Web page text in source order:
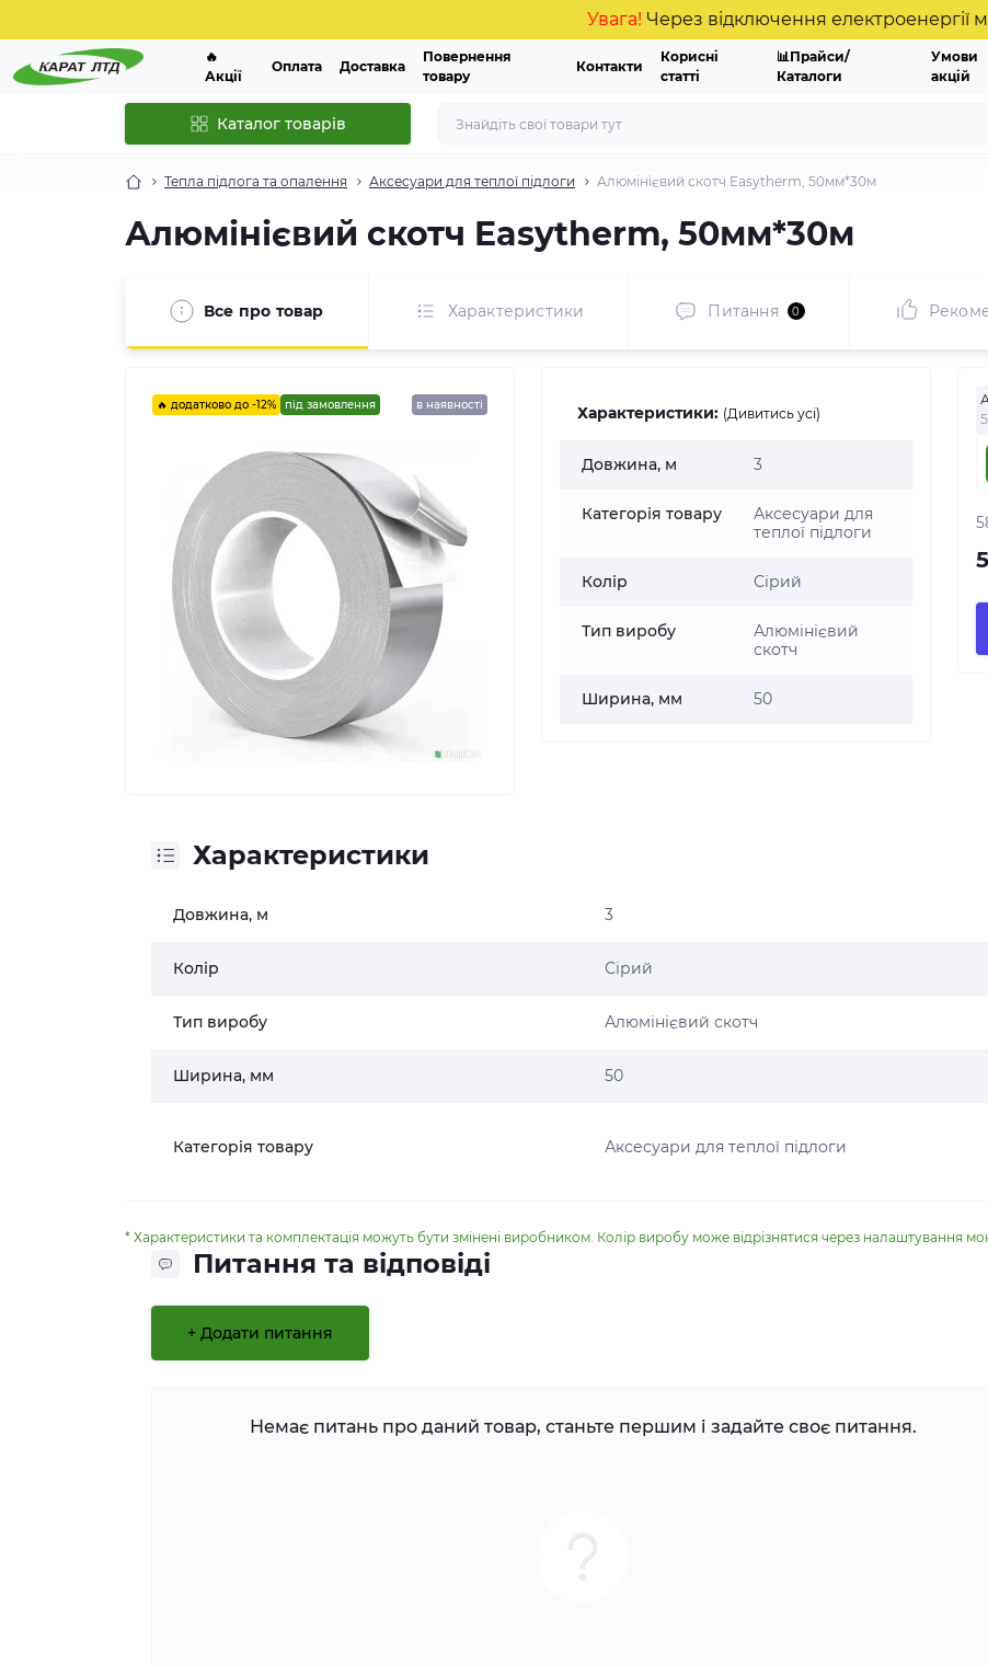
Увага!Через відключення електроенергії
🔥
Акції
Оплата Доставка
Повернення
товару
Контакти
Корисні
статті
📊Прайси/
Каталоги
Умови
акцій
Каталог товарів
Тепла підлога та опалення Аксесуари для теплої підлоги Алюмінієвий скотч Easytherm, 50мм*30м
Алюмінієвий скотч Easytherm, 50мм*30м
Все про товар Характеристики Питання 0
🔥 додатково до -12% під замовлення в наявності Характеристики: (Дивитись усі)
Довжина, м 3
Категорія товару
Аксесуари для
теплої підлоги
Колір Сірий
Тип виробу
Алюмінієвий
скотч
Ширина, мм 50
Характеристики
Довжина, м 3
Колір Сірий
Тип виробу Алюмінієвий скотч
Ширина, мм 50
Категорія товару Аксесуари для теплої підлоги
* Характеристики та комплектація можуть бути змінені виробником. Колір виробу може відрізнятися через налаштування
Питання та відповіді
+ Додати питання
Немає питань про даний товар, станьте першим і задайте своє питання.